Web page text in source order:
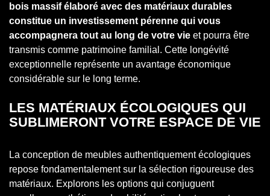
bois massif élaboré avec des matériaux durables
constitue un investissement pérenne qui vous
accompagnera tout au long de votre vie et pourra être
transmis comme patrimoine familial. Cette longévité
exceptionnelle représente un avantage économique
considérable sur le long terme.
LES MATÉRIAUX ÉCOLOGIQUES QUI
SUBLIMERONT VOTRE ESPACE DE VIE
La conception de meubles authentiquement écologiques
repose fondamentalement sur la sélection rigoureuse des
matériaux. Explorons les options qui conjuguent